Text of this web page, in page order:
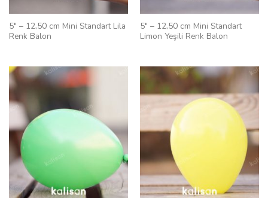
5″ – 12,50 cm Mini Standart Lila
Renk Balon
5″ – 12,50 cm Mini Standart
Limon Yeşili Renk Balon